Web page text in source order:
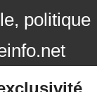
politique